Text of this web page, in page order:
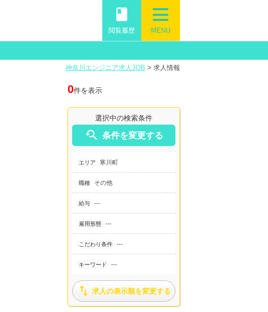
MENU
book
閲覧履歴
神奈川エンジニア求人JOB > 求人情報
0件を表示
選択中の検索条件
 条件を変更する
エリア 寒川町
職種 その他
給与 ---
雇用形態 ---
こだわり条件 ---
キーワード ---
 求人の表示順を変更する